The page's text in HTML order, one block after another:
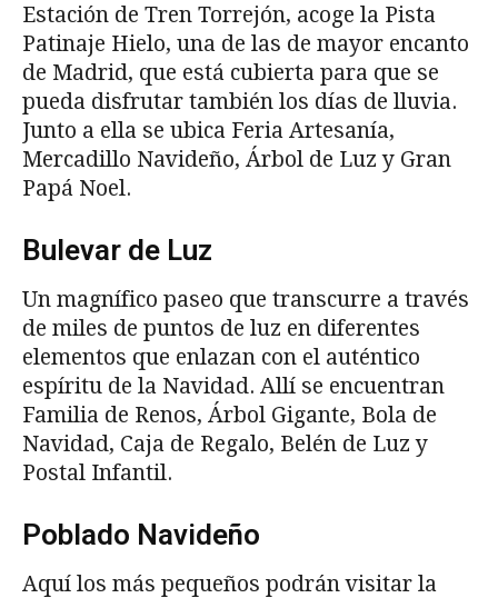
Estación de Tren Torrejón, acoge la Pista
Patinaje Hielo, una de las de mayor encanto
de Madrid, que está cubierta para que se
pueda disfrutar también los días de lluvia.
Junto a ella se ubica Feria Artesanía,
Mercadillo Navideño, Árbol de Luz y Gran
Papá Noel.
Bulevar de Luz
Un magnífico paseo que transcurre a través
de miles de puntos de luz en diferentes
elementos que enlazan con el auténtico
espíritu de la Navidad. Allí se encuentran
Familia de Renos, Árbol Gigante, Bola de
Navidad, Caja de Regalo, Belén de Luz y
Postal Infantil.
Poblado Navideño
Aquí los más pequeños podrán visitar la